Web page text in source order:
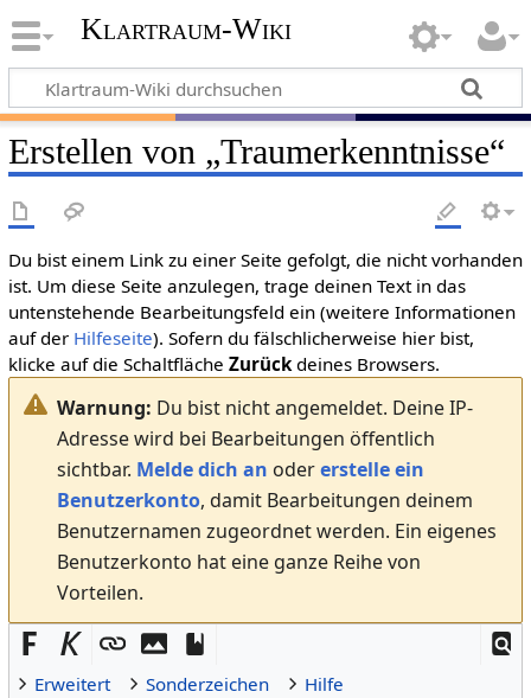
Klartraum-Wiki
Erstellen von „Traumerkenntnisse“
Du bist einem Link zu einer Seite gefolgt, die nicht vorhanden
ist. Um diese Seite anzulegen, trage deinen Text in das
untenstehende Bearbeitungsfeld ein (weitere Informationen
auf der Hilfeseite). Sofern du fälschlicherweise hier bist,
klicke auf die Schaltfläche Zurückdeines Browsers.
Warnung: Du bist nicht angemeldet. Deine IP-
Adresse wird bei Bearbeitungen öffentlich
sichtbar. Melde dich an odererstelle ein
Benutzerkonto, damit Bearbeitungen deinem
Benutzernamen zugeordnet werden. Ein eigenes
Benutzerkonto hat eine ganze Reihe von
Vorteilen.
Erweitert Sonderzeichen Hilfe